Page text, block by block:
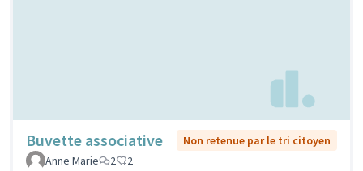
Buvette associative
Non retenue par le tri citoyen
Anne Marie
2 2